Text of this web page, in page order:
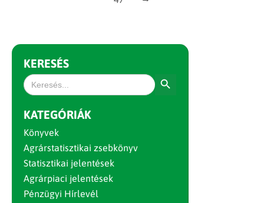
KERESÉS
Search
for:
KATEGÓRIÁK
Könyvek
Agrárstatisztikai zsebkönyv
Statisztikai jelentések
Agrárpiaci jelentések
Pénzügyi Hírlevél